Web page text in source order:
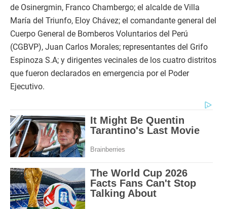
de Osinergmin, Franco Chambergo; el alcalde de Villa
María del Triunfo, Eloy Chávez; el comandante general del
Cuerpo General de Bomberos Voluntarios del Perú
(CGBVP), Juan Carlos Morales; representantes del Grifo
Espinoza S.A; y dirigentes vecinales de los cuatro distritos
que fueron declarados en emergencia por el Poder
Ejecutivo.